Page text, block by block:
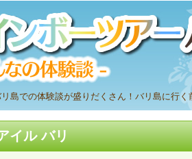
島での体験談が盛りだくさん！バリ島に行く
イル バリ